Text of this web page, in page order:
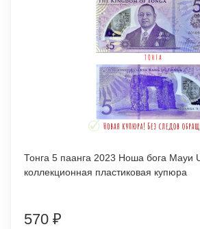
Тонга 5 паанга 2023 Ноша бога Мауи
коллекционная пластиковая купюра
570 ₽